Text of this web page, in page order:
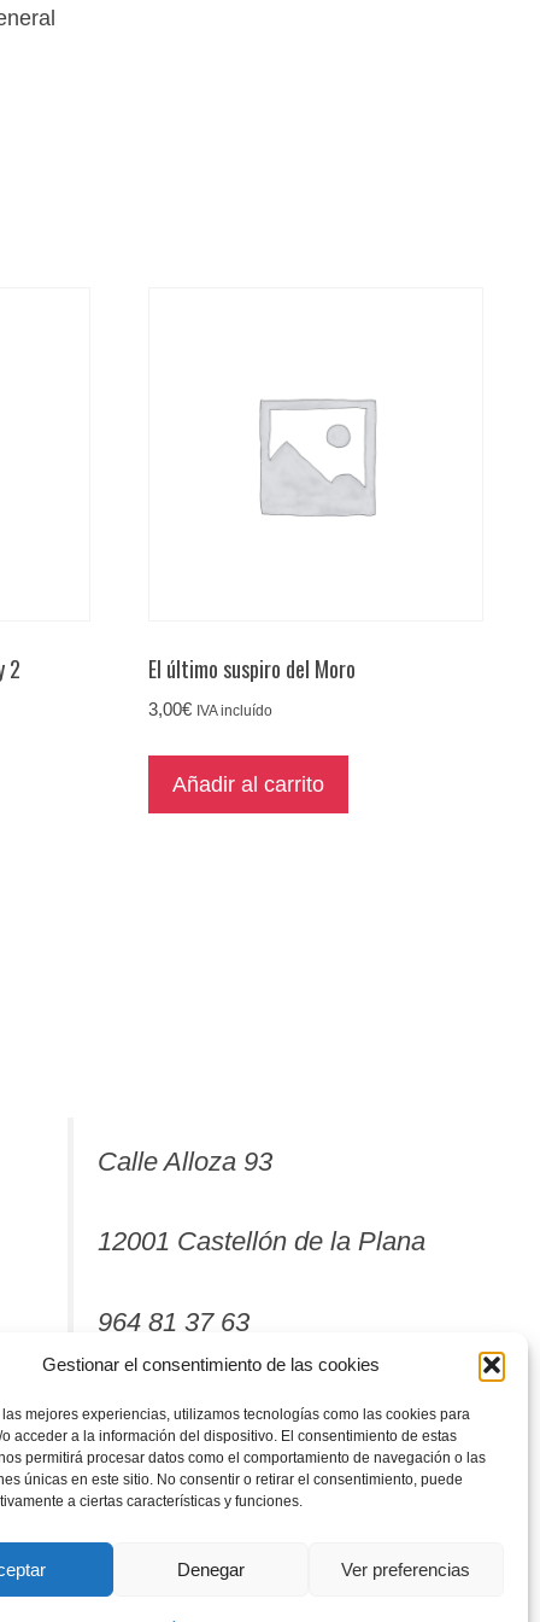
Gestionar el consentimiento de las cookies
las mejores experiencias, utilizamos tecnologías como las cookies para
acceder a la información del dispositivo. El consentimiento de estas
permitirá procesar datos como el comportamiento de navegación o las
únicas en este sitio. No consentir o retirar el consentimiento, puede
a ciertas características y funciones.
Denegar Ver preferencias
2 El último suspiro del Moro
3,00€ IVA incluído
Añadir al carrito
Calle Alloza 93
12001 Castellón de la Plana
964 81 37 63